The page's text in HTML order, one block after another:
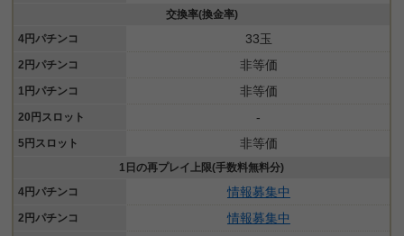
交換率(換金率)
4円パチンコ
33玉
2円パチンコ 非等価
1円パチンコ 非等価
20円スロット -
5円スロット 非等価
1日の再プレイ上限(手数料無料分)
4円パチンコ
情報募集中
2円パチンコ 情報募集中